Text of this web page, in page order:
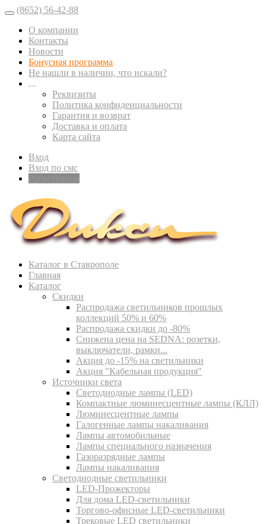
(8652) 56-42-88
О компании
Контакты
Новости
Бонусная программа
Не нашли в наличии, что искали?
...
Реквизиты
Политика конфиденциальности
Гарантия и возврат
Доставка и оплата
Карта сайта
Вход
Вход по смс
Каталог в Ставрополе
Главная
Каталог
Скидки
Распродажа светильников прошлых
коллекций 50% и 60%
Распродажа скидки до -80%
Cнижена цена на SEDNA: розетки,
выключатели, рамки...
Акция до -15% на светильники
Акция "Кабельная продукция"
Источники света
Светодиодные лампы (LED)
Компактные люминесцентные лампы (КЛЛ)
Люминесцентные лампы
Галогенные лампы накаливания
Лампы автомобильные
Лампы специального назначения
Газоразрядные лампы
Лампы накаливания
Светодиодные светильники
LED-Прожекторы
Для дома LED-светильники
Торгово-офисные LED-светильники
Трековые LED светильники